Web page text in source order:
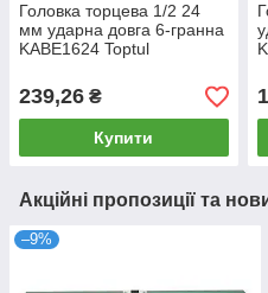
Головка торцева 1/2 24
мм ударна довга 6-гранна
KABE1624 Toptul
239,26 ₴
Купити
Акційні пропозиції та
–9%